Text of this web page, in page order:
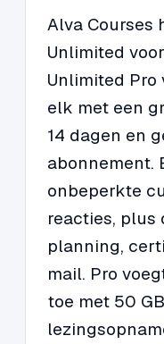
Alva Courses
Unlimited
Unlimited Pro
elk met een
14 dagen en
abonnement.
onbeperkte
reacties, plus
planning,
mail. Pro
toe met 50